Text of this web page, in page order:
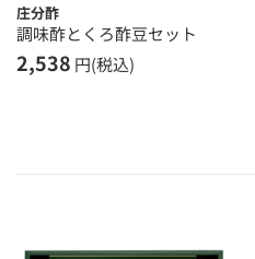
庄分酢
調味酢とくろ酢豆セット
2,538 円(税込)